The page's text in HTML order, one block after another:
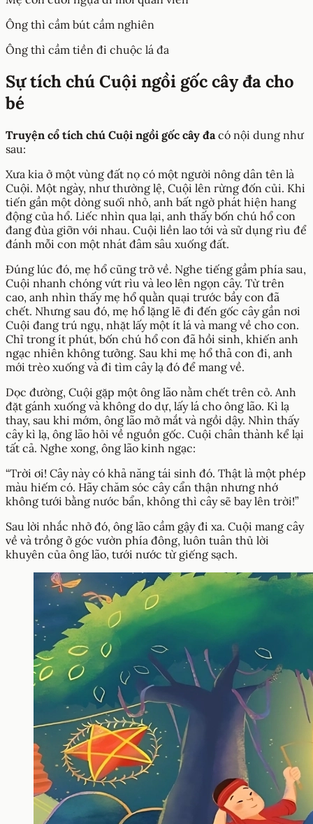
Ông thì cầm bút cầm nghiên
Ông thì cầm tiền đi chuộc lá đa
Sự tích chú Cuội ngồi gốc cây đa cho
bé
Truyện cổ tích chú Cuội ngồi gốc cây đa có nội dung như
sau:
Xưa kia ở một vùng đất nọ có một người nông dân tên là
Cuội. Một ngày, như thường lệ, Cuội lên rừng đốn củi. Khi
tiến gần một dòng suối nhỏ, anh bất ngờ phát hiện hang
động của hổ. Liếc nhìn qua lại, anh thấy bốn chú hổ con
đang đùa giỡn với nhau. Cuội liền lao tới và sử dụng rìu để
đánh mỗi con một nhát đâm sâu xuống đất.
Đúng lúc đó, mẹ hổ cũng trở về. Nghe tiếng gầm phía sau,
Cuội nhanh chóng vứt rìu và leo lên ngọn cây. Từ trên
cao, anh nhìn thấy mẹ hổ quằn quại trước bầy con đã
chết. Nhưng sau đó, mẹ hổ lặng lẽ đi đến gốc cây gần nơi
Cuội đang trú ngụ, nhặt lấy một ít lá và mang về cho con.
Chỉ trong ít phút, bốn chú hổ con đã hồi sinh, khiến anh
ngạc nhiên không tưởng. Sau khi mẹ hổ thả con đi, anh
mới trèo xuống và đi tìm cây lạ đó để mang về.
Dọc đường, Cuội gặp một ông lão nằm chết trên cỏ. Anh
đặt gánh xuống và không do dự, lấy lá cho ông lão. Kì lạ
thay, sau khi mớm, ông lão mở mắt và ngồi dậy. Nhìn thấy
cây kì lạ, ông lão hỏi về nguồn gốc. Cuội chân thành kể lại
tất cả. Nghe xong, ông lão kinh ngạc:
“Trời ơi! Cây này có khả năng tái sinh đó. Thật là một phép
màu hiếm có. Hãy chăm sóc cây cẩn thận nhưng nhớ
không tưới bằng nước bẩn, không thì cây sẽ bay lên trời!”
Sau lời nhắc nhở đó, ông lão cầm gậy đi xa. Cuội mang cây
về và trồng ở góc vườn phía đông, luôn tuân thủ lời
khuyên của ông lão, tưới nước từ giếng sạch.